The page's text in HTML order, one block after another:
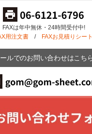
FAXは年中無休・24時間受付中!
用注文書/ FAXお見積りシート
ールでのお問い合わせはこち